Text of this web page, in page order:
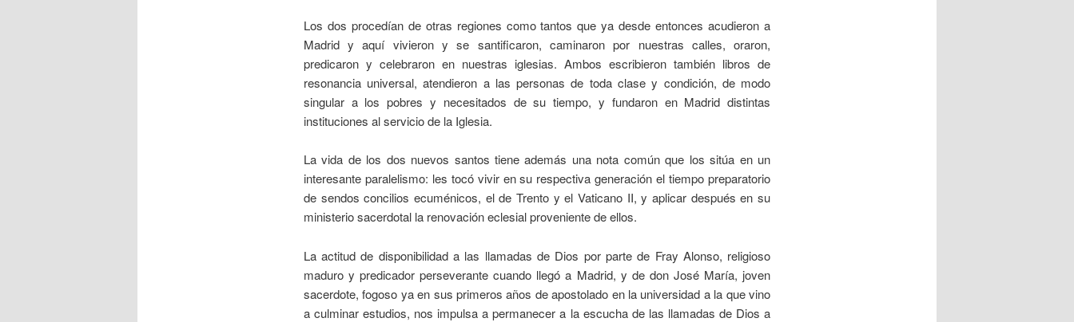
Los dos procedían de otras regiones como tantos que ya desde entonces acudieron a
Madrid y aquí vivieron y se santificaron, caminaron por nuestras calles, oraron,
predicaron y celebraron en nuestras iglesias. Ambos escribieron también libros de
resonancia universal, atendieron a las personas de toda clase y condición, de modo
singular a los pobres y necesitados de su tiempo, y fundaron en Madrid distintas
instituciones al servicio de la Iglesia.
La vida de los dos nuevos santos tiene además una nota común que los sitúa en un
interesante paralelismo: les tocó vivir en su respectiva generación el tiempo preparatorio
de sendos concilios ecuménicos, el de Trento y el Vaticano II, y aplicar después en su
ministerio sacerdotal la renovación eclesial proveniente de ellos.
La actitud de disponibilidad a las llamadas de Dios por parte de Fray Alonso, religioso
maduro y predicador perseverante cuando llegó a Madrid, y de don José María, joven
sacerdote, fogoso ya en sus primeros años de apostolado en la universidad a la que vino
a culminar estudios, nos impulsa a permanecer a la escucha de las llamadas de Dios a